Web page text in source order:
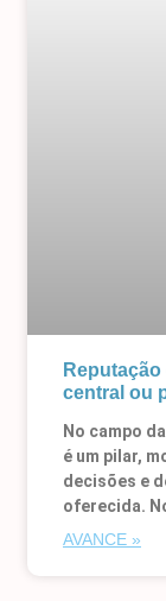
central ou
No campo
é um pilar,
decisões e
oferecida.
AVANCE »